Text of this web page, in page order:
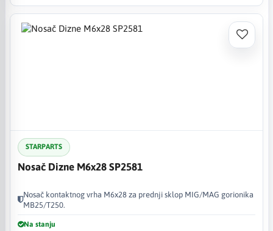
STARPARTS
Nosač Dizne M6x28 SP2581
Nosač kontaktnog vrha M6x28 za prednji sklop MIG/MAG gorionika
MB25/T250.
Na stanju